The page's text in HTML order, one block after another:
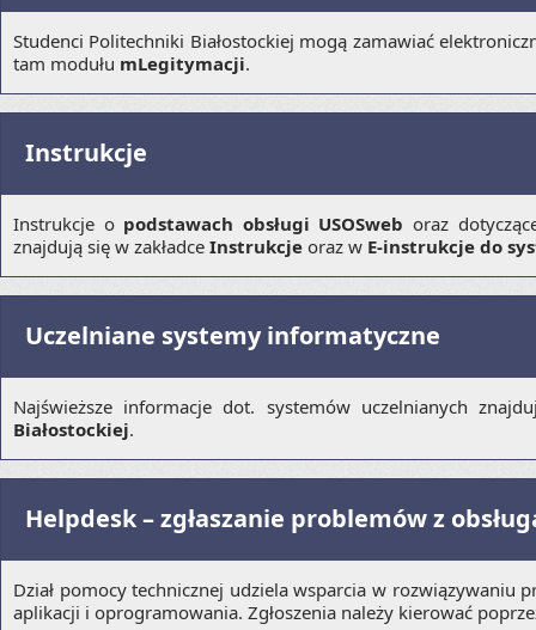
Studenci Politechniki Białostockiej mogą zamawiać
tam modułu mLegitymacji.
Instrukcje
Instrukcje o podstawach obsługi USOSweb oraz
znajdują się w zakładce Instrukcje oraz w E-instrukcje do
Uczelniane systemy informatyczne
Najświeższe informacje dot. systemów uczelnianych
Białostockiej.
Helpdesk – zgłaszanie problemów z
Dział pomocy technicznej udziela wsparcia w rozwiązywaniu
aplikacji i oprogramowania. Zgłoszenia należy kierować